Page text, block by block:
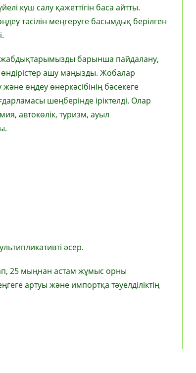
күш салу қажеттігін баса айтты.
тәсілін меңгеруге басымдық берілген
барынша пайдалану,
өндірістер ашу маңызды. Жобалар
өңдеу өнеркәсібінің бәсекеге
шеңберінде іріктелді. Олар
автокөлік, туризм, ауыл
әсер.
25 мыңнан астам жұмыс орны
артуы және импортқа тәуелділіктің